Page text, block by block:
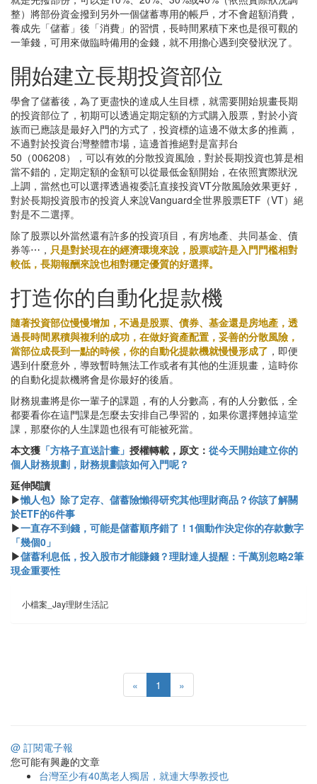
整）將部份資金撥到另外一個儲蓄專用的帳戶，才不會超額消費，
養成先「儲蓄」後「消費」的習慣，長時間累積下來也是很可觀的
一筆錢，可用來做臨時備用的金錢，就不用擔心遇到突發狀況了。
開始建立長期投資部位
學會了儲蓄後，為了更盡快的達成人生目標，就需要開始規畫長期
的投資部位了，初期可以透過定期定額的方式購入股票，對於小資
族而已應該是最好入門的方式了，投資標的這邊不做太多的推薦，
不過對於投資台灣整體市場，這邊首推絕對是富邦台
50（006208），可以有效的分散投資風險，對於長期投資也算是相
當不錯的，定期定額的金額可以從最低金額開始，在依照實際狀況
上調，當然也可以選擇透過複委託直接投資VT分散風險效果更好，
對於長期投資股市的投資人來說Vanguard全世界股票ETF（VT）絕
對是不二選擇。
除了股票以外當然還有許多的投資項目，有房地產、共同基金、債
券等⋯， 只是對於現在的經濟環境來說，股票或許是入門門檻相對
較低，長期報酬來說也相對穩定優質的好選擇。
打造你的自動化提款機
隨著投資部位慢慢增加，不過是股票、債券、基金還是房地產，透
過長時間累積與複利的成功，在做好資產配置，妥善的分散風險，
當部位成長到一點的時候，你的自動化提款機就慢慢形成了 ，即便
遇到什麼意外，導致暫時無法工作或者有其他的生涯規畫，這時你
的自動化提款機將會是你最好的後盾。
財務規畫將是你一輩子的課題，有的人分數高，有的人分數低，全
都要看你在這門課是怎麼去安排自己學習的，如果你選擇翹掉這堂
課，那麼你的人生課題也很有可能被死當。
本文獲 「方格子直送計畫」 授權轉載，原文： 從今天開始建立你的
個人財務規劃，財務規劃該如何入門呢？
​​延伸閱讀
▶懶人包》除了定存、儲蓄險懶得研究其他理財商品？你該了解關
於ETF的6件事
▶一直存不到錢，可能是儲蓄順序錯了！1個動作決定你的存款數字
「幾個0」
▶儲蓄利息低，投入股市才能賺錢？理財達人提醒：千萬別忽略2筆
現金重要性
小檔案_Jay理財生活記
« 1 »
@ 訂閱電子報
您可能有興趣的文章
台灣至少有40萬老人獨居，就連大學教授也